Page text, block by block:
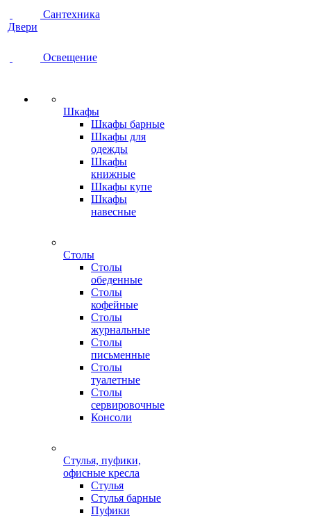
Сантехника
Двери
Освещение
Шкафы
Шкафы барные
Шкафы для
одежды
Шкафы
книжные
Шкафы купе
Шкафы
навесные
Столы
Столы
обеденные
Столы
кофейные
Столы
журнальные
Столы
письменные
Столы
туалетные
Столы
сервировочные
Консоли
Стулья, пуфики,
офисные кресла
Стулья
Стулья барные
Пуфики